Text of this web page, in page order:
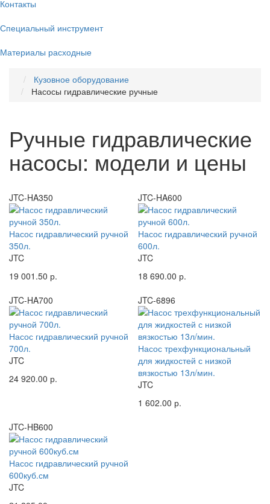
Контакты
Специальный инструмент
Материалы расходные
Кузовное оборудование
Насосы гидравлические ручные
Ручные гидравлические
насосы: модели и цены
JTC-HA350
Насос гидравлический ручной
350л.
JTC
19 001.50 р.
JTC-HA600
Насос гидравлический ручной
600л.
JTC
18 690.00 р.
JTC-HA700
Насос гидравлический ручной
700л.
JTC
24 920.00 р.
JTC-6896
Насос трехфункциональный
для жидкостей с низкой
вязкостью 13л/мин.
JTC
1 602.00 р.
JTC-HB600
Насос гидравлический ручной
600куб.см
JTC